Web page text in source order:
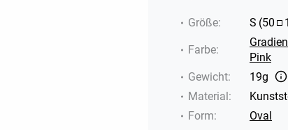
Größe: S (50
Farbe:
Pink
Gewicht:
19g
Material:
Form:
Oval